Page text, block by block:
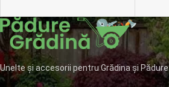
Unelte și accesorii pentru Grădina și Pădure